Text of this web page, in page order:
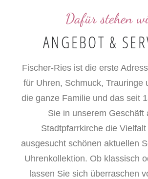
Dafür stehen
ANGEBOT &
Fischer-Ries ist die erste
für Uhren, Schmuck, Trauringe
die ganze Familie und das seit
Sie in unserem Geschäft
Stadtpfarrkirche die
ausgesucht schönen aktuellen
Uhrenkollektion. Ob klassisch
lassen Sie sich überraschen